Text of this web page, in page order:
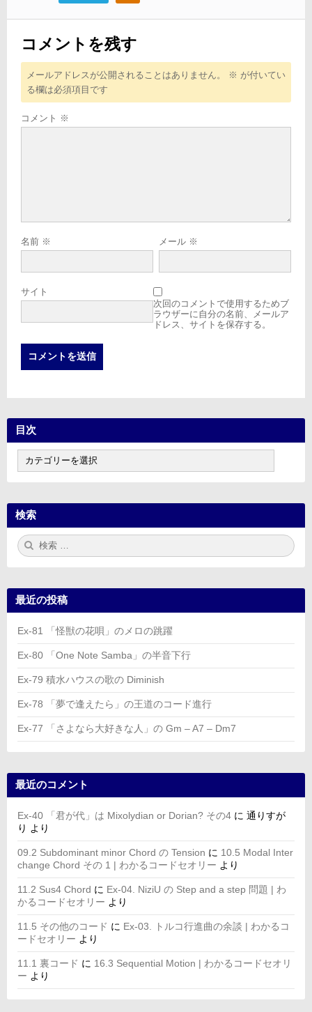
コメントを残す
メールアドレスが公開されることはありません。 ※ が付いてい
る欄は必須項目です
コメント ※
名前 ※ メール ※
サイト
次回のコメントで使用するためブ
ラウザーに自分の名前、メールア
ドレス、サイトを保存する。
目次
次
検索
検
索:
最近の投稿
Ex-81 「怪獣の花唄」のメロの跳躍
Ex-80 「One Note Samba」の半音下行
Ex-79 積水ハウスの歌の Diminish
Ex-78 「夢で逢えたら」の王道のコード進行
Ex-77 「さよなら大好きな人」の Gm – A7 – Dm7
最近のコメント
Ex-40 「君が代」は Mixolydian or Dorian? その4 に 通りすが
り より
09.2 Subdominant minor Chord の Tension に 10.5 Modal Inter
change Chord その 1 | わかるコードセオリー より
11.2 Sus4 Chord に Ex-04. NiziU の Step and a step 問題 | わ
かるコードセオリー より
11.5 その他のコード に Ex-03. トルコ行進曲の余談 | わかるコ
ードセオリー より
11.1 裏コード に 16.3 Sequential Motion | わかるコードセオリ
ー より